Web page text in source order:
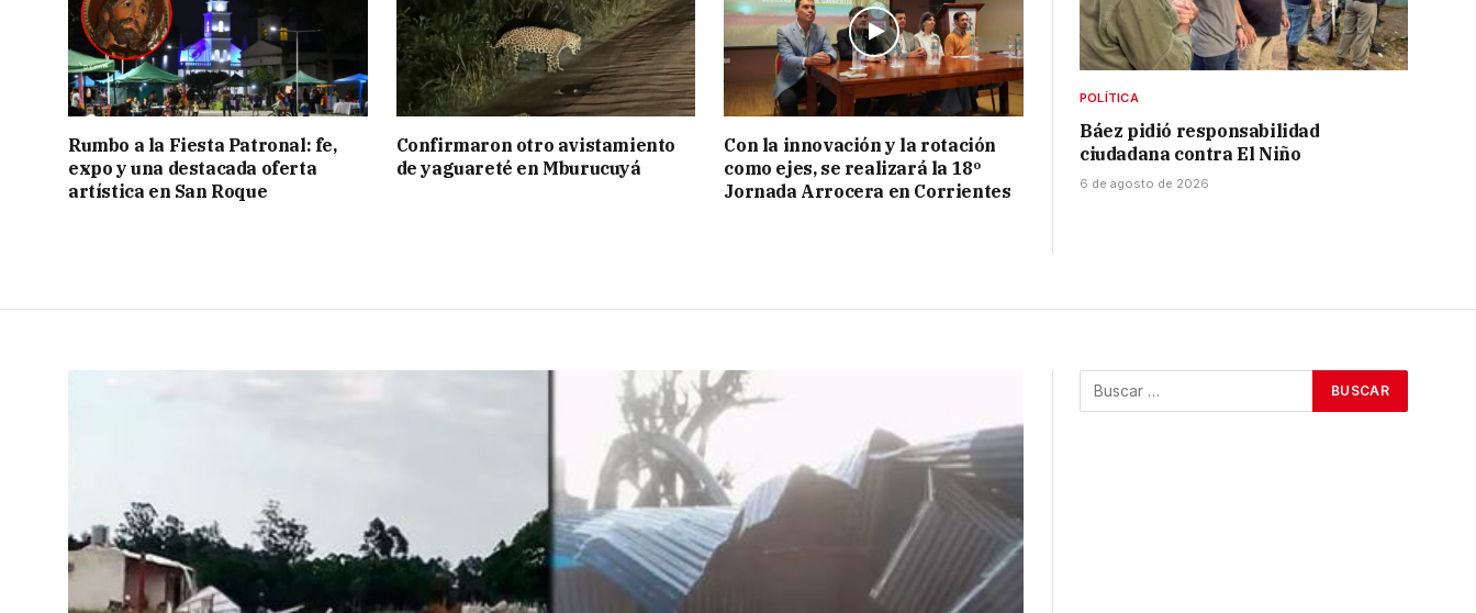
Rumbo a la Fiesta Patronal: fe,
expo y una destacada oferta
artística en San Roque
Confirmaron otro avistamiento
de yaguareté en Mburucuyá
Con la innovación y la rotación
como ejes, se realizará la 18º
Jornada Arrocera en Corrientes
POLÍTICA
Báez pidió responsabilidad
ciudadana contra El Niño
6 de agosto de 2026